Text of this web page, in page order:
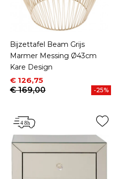
Bijzettafel Beam Grijs
Marmer Messing Ø43cm
Kare Design
Prijs
€ 126,75
Normale prijs
€ 169,00
-25%